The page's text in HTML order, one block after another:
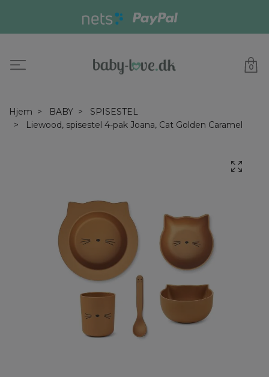
0
Hjem BABY
SPISESTEL
Liewood, spisestel 4-pak Joana, Cat Golden Caramel